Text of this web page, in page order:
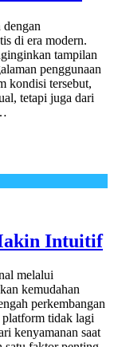
di era modern.
tampilan
penggunaan
kondisi tersebut,
tetapi juga dari
Intuitif
melalui
kemudahan
perkembangan
platform tidak lagi
kenyamanan saat